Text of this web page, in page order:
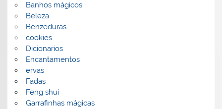
Banhos mágicos
Beleza
Benzeduras
cookies
Dicionarios
Encantamentos
ervas
Fadas
Feng shui
Garrafinhas mágicas